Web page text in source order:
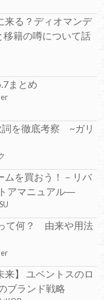
来る？ディオマンデ
移籍の噂について話
まとめ
詞を徹底考察 ~ガリ
ムを買おう！－リバ
アマニュアル―
て何？ 由来や用法
来】 ユベントスのロ
ブランド戦略